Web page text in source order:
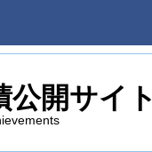
公開サイト